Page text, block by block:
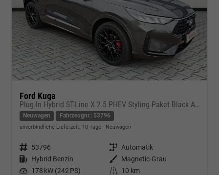
Ford Kuga
Plug-In Hybrid ST-Line X 2.5 PHEV Styling-Paket Black AHK
Neuwagen Fahrzeugnr.: 53796
unverbindliche Lieferzeit: 10 Tage Neuwagen
Fahrzeugnr. 53796 Getriebe Automatik
Kraftstoff Hybrid Benzin Außenfarbe
Magnetic-Grau
Leistung 178 kW (242 PS) Kilometerstand 10 km